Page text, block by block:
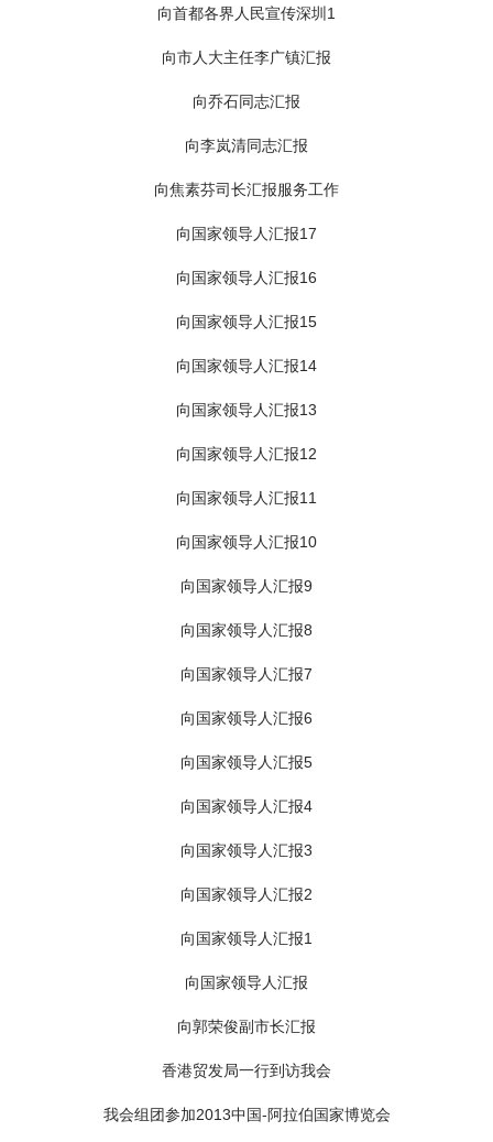
向首都各界人民宣传深圳1
向市人大主任李广镇汇报
向乔石同志汇报
向李岚清同志汇报
向焦素芬司长汇报服务工作
向国家领导人汇报17
向国家领导人汇报16
向国家领导人汇报15
向国家领导人汇报14
向国家领导人汇报13
向国家领导人汇报12
向国家领导人汇报11
向国家领导人汇报10
向国家领导人汇报9
向国家领导人汇报8
向国家领导人汇报7
向国家领导人汇报6
向国家领导人汇报5
向国家领导人汇报4
向国家领导人汇报3
向国家领导人汇报2
向国家领导人汇报1
向国家领导人汇报
向郭荣俊副市长汇报
香港贸发局一行到访我会
我会组团参加2013中国-阿拉伯国家博览会